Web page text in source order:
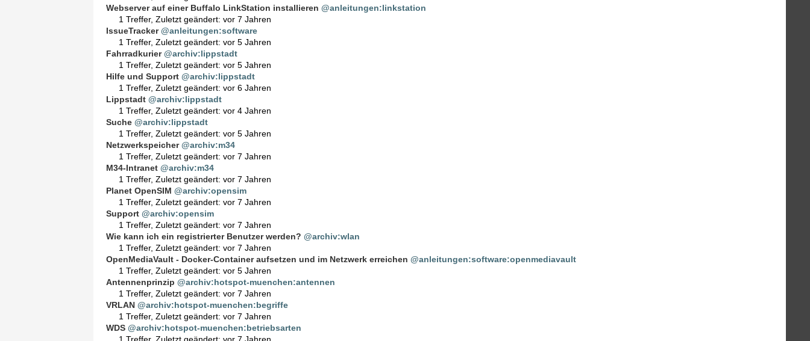
Webserver auf einer Buffalo LinkStation installieren @anleitungen:linkstation
1 Treffer, Zuletzt geändert: vor 7 Jahren
IssueTracker @anleitungen:software
1 Treffer, Zuletzt geändert: vor 5 Jahren
Fahrradkurier @archiv:lippstadt
1 Treffer, Zuletzt geändert: vor 5 Jahren
Hilfe und Support @archiv:lippstadt
1 Treffer, Zuletzt geändert: vor 6 Jahren
Lippstadt @archiv:lippstadt
1 Treffer, Zuletzt geändert: vor 4 Jahren
Suche @archiv:lippstadt
1 Treffer, Zuletzt geändert: vor 5 Jahren
Netzwerkspeicher @archiv:m34
1 Treffer, Zuletzt geändert: vor 7 Jahren
M34-Intranet @archiv:m34
1 Treffer, Zuletzt geändert: vor 7 Jahren
Planet OpenSIM @archiv:opensim
1 Treffer, Zuletzt geändert: vor 7 Jahren
Support @archiv:opensim
1 Treffer, Zuletzt geändert: vor 7 Jahren
Wie kann ich ein registrierter Benutzer werden? @archiv:wlan
1 Treffer, Zuletzt geändert: vor 7 Jahren
OpenMediaVault - Docker-Container aufsetzen und im Netzwerk erreichen @anleitungen:software:openmediavault
1 Treffer, Zuletzt geändert: vor 5 Jahren
Antennenprinzip @archiv:hotspot-muenchen:antennen
1 Treffer, Zuletzt geändert: vor 7 Jahren
VRLAN @archiv:hotspot-muenchen:begriffe
1 Treffer, Zuletzt geändert: vor 7 Jahren
WDS @archiv:hotspot-muenchen:betriebsarten